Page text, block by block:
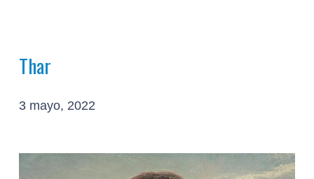
Thar
3 mayo, 2022